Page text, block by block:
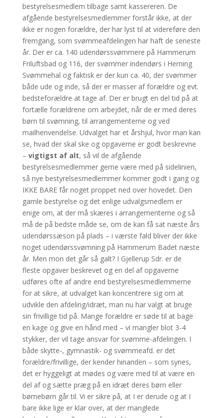
bestyrelsesmedlem tilbage samt kassereren. De
afgående bestyrelsesmedlemmer forstår ikke, at der
ikke er nogen forældre, der har lyst til at videreføre den
fremgang, som svømmeafdelingen har haft de seneste
år. Der er ca. 140 udendørssvømmere på Hammerum
Friluftsbad og 116, der svømmer indendørs i Herning
Svømmehal og faktisk er der kun ca. 40, der svømmer
både ude og inde, så der er masser af forældre og evt.
bedsteforældre at tage af. Der er brugt en del tid på at
fortælle forældrene om arbejdet, når de er med deres
børn til svømning, til arrangementerne og ved
mailhenvendelse. Udvalget har et årshjul, hvor man kan
se, hvad der skal ske og opgaverne er godt beskrevne
– vigtigst af alt, så vil de afgående
bestyrelsesmedlemmer gerne være med på sidelinien,
så nye bestyrelsesmedlemmer kommer godt i gang og
IKKE BARE får noget proppet ned over hovedet. Den
gamle bestyrelse og det enlige udvalgsmedlem er
enige om, at der må skæres i arrangementerne og så
må de på bedste måde se, om de kan få sat næste års
udendørssæson på plads – i værste fald bliver der ikke
noget udendørssvømning på Hammerum Badet næste
år. Men mon det går så galt? I Gjellerup Sdr. er de
fleste opgaver beskrevet og en del af opgaverne
udføres ofte af andre end bestyrelsesmedlemmerne
for at sikre, at udvalget kan koncentrere sig om at
udvikle den afdeling/idræt, man nu har valgt at bruge
sin frivillige tid på. Mange forældre er søde til at bage
en kage og give en hånd med – vi mangler blot 3-4
stykker, der vil tage ansvar for svømme-afdelingen. I
både skytte-, gymnastik- og svømmeafd. er det
forældre/frivillige, der kender hinanden – som synes,
det er hyggeligt at mødes og være med til at være en
del af og sætte præg på en idræt deres børn eller
børnebørn går til. Vi er sikre på, at I er derude og at I
bare ikke lige er klar over, at der manglede